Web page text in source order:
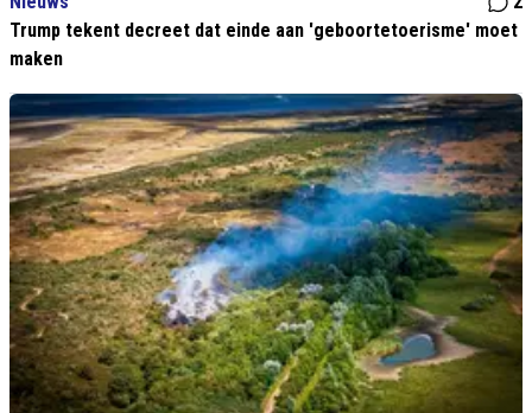
Trump tekent decreet dat einde aan 'geboortetoerisme' moet
maken